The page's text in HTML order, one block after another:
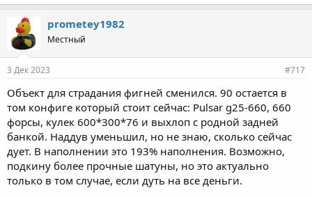
prometey1982
Местный
3 Дек 2023 #717
Объект для страдания фигней сменился. 90 остается в
том конфиге который стоит сейчас: Pulsar g25-660, 660
форсы, кулек 600*300*76 и выхлоп с родной задней
банкой. Наддув уменьшил, но не знаю, сколько сейчас
дует. В наполнении это 193% наполнения. Возможно,
подкину более прочные шатуны, но это актуально
только в том случае, если дуть на все деньги.